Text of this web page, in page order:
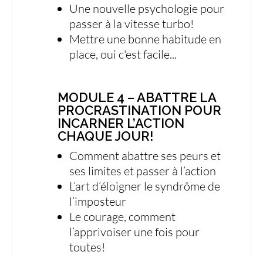
Une nouvelle psychologie pour
passer à la vitesse turbo!
Mettre une bonne habitude en
place, oui c'est facile...
MODULE 4 – ABATTRE LA
PROCRASTINATION POUR
INCARNER L’ACTION
CHAQUE JOUR!
Comment abattre ses peurs et
ses limites et passer à l’action
L’art d’éloigner le syndrôme de
l’imposteur
Le courage, comment
l’apprivoiser une fois pour
toutes!